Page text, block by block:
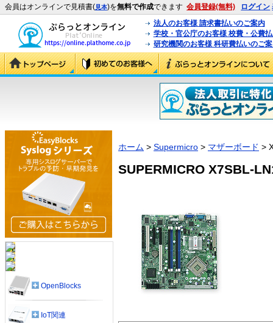
会員はオンラインで見積書(見本)を無料で作成できます 会員登録(無料) ログイン
法人のお客様 請求書払いのご案内
学校・官公庁のお客様 校費・公費
研究機関のお客様 科研費払いのご
ホーム > Supermicro > マザーボード >
SUPERMICRO X7SBL-
OpenBlocks
IoT関連